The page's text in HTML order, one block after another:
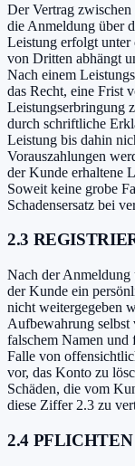
Der Vertrag
die Anmeldung über
Leistung erfolgt unter
von Dritten abhängt
Nach einem
das Recht, eine Frist
Leistungserbringung
durch schriftliche
Leistung bis dahin
Vorauszahlungen
der Kunde erhaltene
Soweit keine grobe
Schadensersatz bei
2.3
Nach der Anmeldung
der Kunde ein
nicht weitergegeben
Aufbewahrung
falschem Namen
Falle von
vor, das Konto zu
Schäden, die vom
diese Ziffer 2.3 zu
2.4